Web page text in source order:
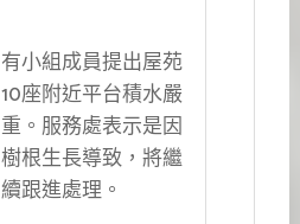
有小組成員提出屋苑
10座附近平台積水嚴
重。服務處表示是因
樹根生長導致，將繼
續跟進處理。